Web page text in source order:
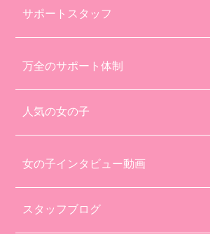
サポートスタッフ
万全のサポート体制
人気の女の子
女の子インタビュー動画
スタッフブログ